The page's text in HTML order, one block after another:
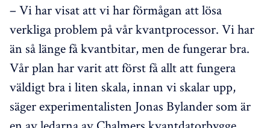
– Vi har visat att vi har förmågan att lösa
verkliga problem på vår kvantprocessor. Vi har
än så länge få kvantbitar, men de fungerar bra.
Vår plan har varit att först få allt att fungera
väldigt bra i liten skala, innan vi skalar upp,
säger experimentalisten Jonas Bylander som är